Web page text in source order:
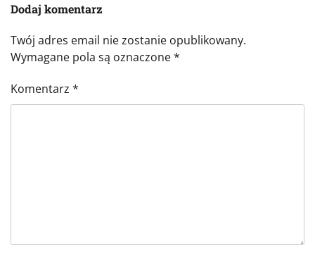
Dodaj komentarz
Twój adres email nie zostanie opublikowany.
Wymagane pola są oznaczone*
Komentarz *